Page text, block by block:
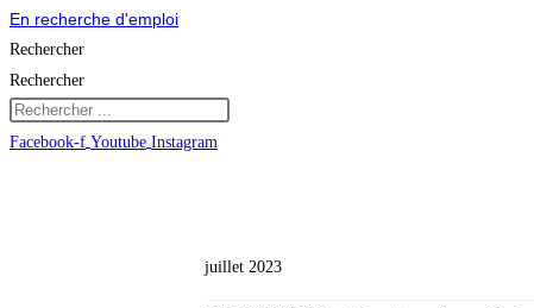
En recherche d'emploi
Rechercher
Rechercher
Facebook-f Youtube Instagram
juillet 2023